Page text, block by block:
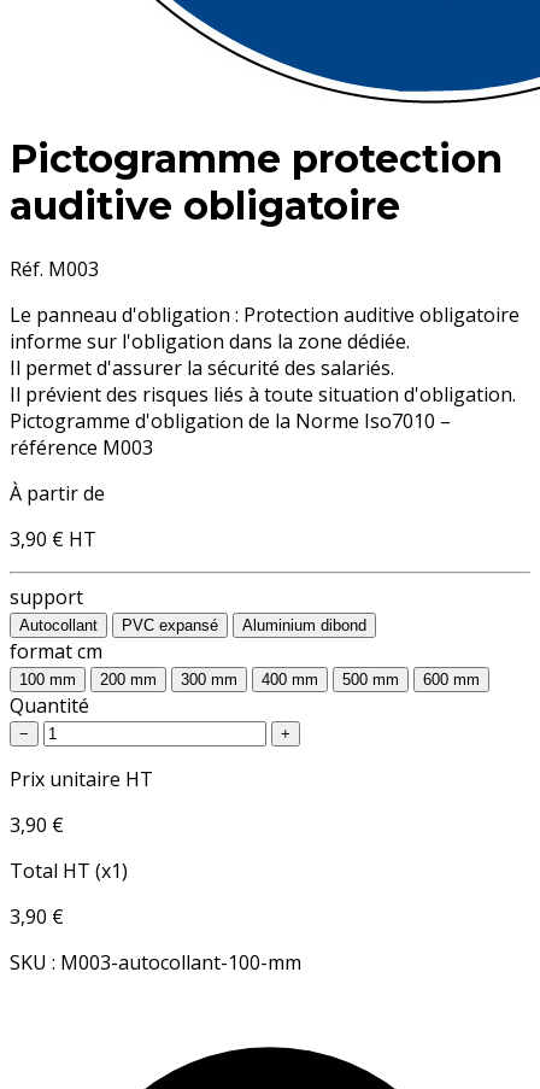
Pictogramme protection
auditive obligatoire
Réf. M003
Le panneau d'obligation : Protection auditive obligatoire
informe sur l'obligation dans la zone dédiée.
Il permet d'assurer la sécurité des salariés.
Il prévient des risques liés à toute situation d'obligation.
Pictogramme d'obligation de la Norme Iso7010 –
référence M003
À partir de
3,90 € HT
support
Autocollant PVC expansé Aluminium dibond
format cm
100 mm 200 mm 300 mm 400 mm 500 mm 600 mm
Quantité
− +
Prix unitaire HT
3,90 €
Total HT (x1)
3,90 €
SKU : M003-autocollant-100-mm